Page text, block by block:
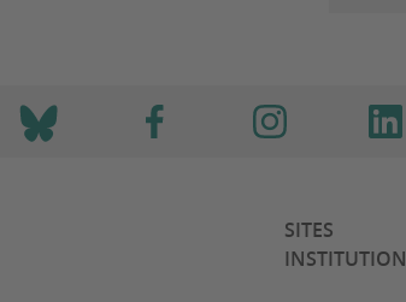
SITES